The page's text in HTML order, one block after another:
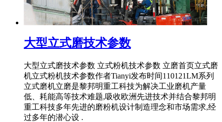
大型立式磨技术参数
大型立式磨技术参数 立式粉机技术参数 立磨首页立式磨
机立式粉机技术参数作者Tianyi发布时间110121LM系列
立式磨机立磨是黎邦明重工科技为解决工业磨机产量
低、耗能高等技术难题,吸收欧洲先进技术并结合黎邦明
重工科技多年先进的磨粉机设计制造理念和市场需求,经
过多年的潜心设 .